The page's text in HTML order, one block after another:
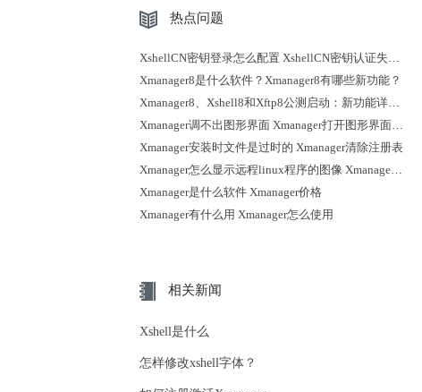
热点问题
XshellCN密钥登录怎么配置 XshellCN密钥认证失败怎么排查
Xmanager8是什么软件？Xmanager8有哪些新功能？
Xmanager8、Xshell8和Xftp8公测启动：新功能详解曝光
Xmanager调不出图形界面 Xmanager打开图形界面后怎么退出
Xmanager安装时文件是过时的 Xmanager清除注册表
Xmanager怎么显示远程linux程序的图像 Xmanager远程桌面黑屏
Xmanager是什么软件 Xmanager价格
Xmanager有什么用 Xmanager怎么使用
相关新闻
Xshell是什么
怎样修改xshell字体？